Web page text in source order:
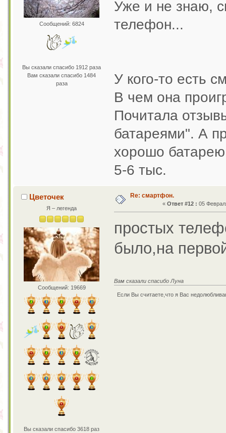
Сообщений: 6824
Вы сказали спасибо 1912 раза
Вам сказали спасибо 1484
раза
Уже и не знаю,
телефон...
У кого-то есть
В чем она
Почитала
батареями". А
хорошо
5-6 тыс.
Цветочек
Я – легенда
Сообщений: 19669
Вы сказали спасибо 3618 раз
Re: смартфон.
« Ответ #12 : 05
простых
было,на
Вам сказали спасибо Луна
Если Вы считаете,что я Вас